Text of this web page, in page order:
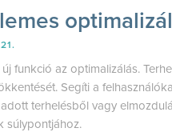
funkció az optimalizálás.
Segíti a
terhelésből vagy
súlypontjához.